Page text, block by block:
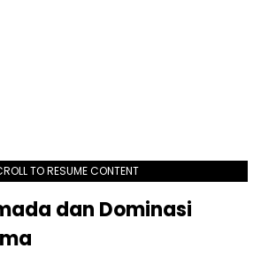
TO RESUME CONTENT
dan Dominasi